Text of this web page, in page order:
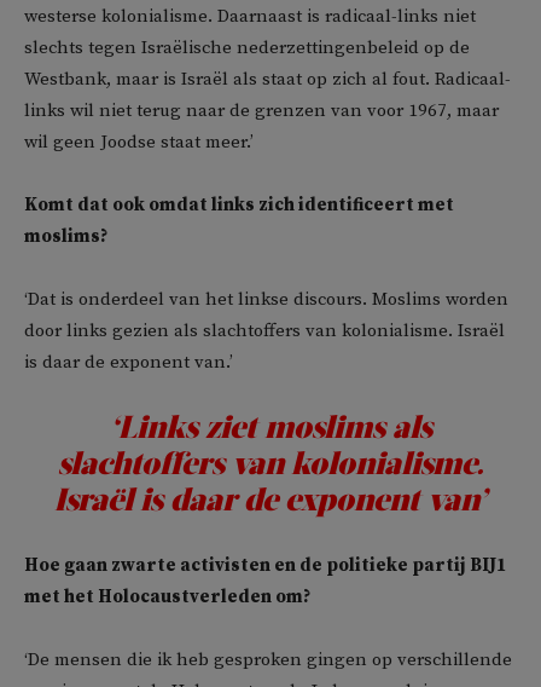
westerse kolonialisme. Daarnaast is radicaal-links niet
slechts tegen Israëlische nederzettingenbeleid op de
Westbank, maar is Israël als staat op zich al fout. Radicaal-
links wil niet terug naar de grenzen van voor 1967, maar
wil geen Joodse staat meer.’
Komt dat ook omdat links zich identificeert met
moslims?
‘Dat is onderdeel van het linkse discours. Moslims worden
door links gezien als slachtoffers van kolonialisme. Israël
is daar de exponent van.’
‘Links ziet moslims als
slachtoffers van kolonialisme.
Israël is daar de exponent van’
Hoe gaan zwarte activisten en de politieke partij BIJ1
met het Holocaustverleden om?
‘De mensen die ik heb gesproken gingen op verschillende